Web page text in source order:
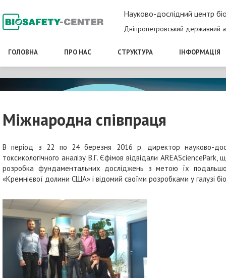
Науково-дослідний центр
Дніпропетровський державний
ГОЛОВНА ПРО НАС СТРУКТУРА ІНФОРМАЦІЯ
Міжнародна співпраця
В період з 22 по 24 березня 2016 р. директор науково-
токсикологічного аналізу В.Г. Єфімов відвідали
розробка фундаментальних досліджень з метою їх
«Кремнієвої долини США» і відомий своїми розробками у галузі